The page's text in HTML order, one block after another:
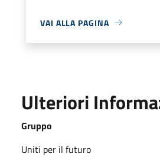
VAI ALLA PAGINA
Ulteriori
Gruppo
Uniti per il futuro